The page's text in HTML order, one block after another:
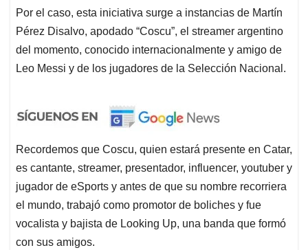
Por el caso, esta iniciativa surge a instancias de Martín
Pérez Disalvo, apodado “Coscu”, el streamer argentino
del momento, conocido internacionalmente y amigo de
Leo Messi y de los jugadores de la Selección Nacional.
Recordemos que Coscu, quien estará presente en Catar,
es cantante, streamer, presentador, influencer, youtuber y
jugador de eSports y antes de que su nombre recorriera
el mundo, trabajó como promotor de boliches y fue
vocalista y bajista de Looking Up, una banda que formó
con sus amigos.